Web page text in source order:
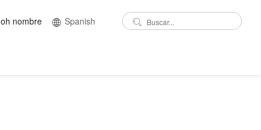
oh nombre Spanish